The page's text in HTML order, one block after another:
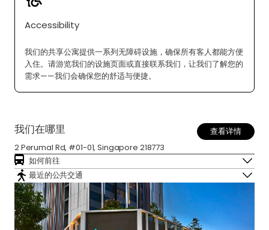
Accessibility
我们的共享公寓提供一系列无障碍设施，确保所有客人都能方便
入住。请游览我们的设施页面或直接联系我们，让我们了解您的
需求——我们会确保您的舒适与便捷。
我们在哪里
查看详情
2 Perumal Rd, #01-01, Singapore 218773
如何前往
最近的公共交通